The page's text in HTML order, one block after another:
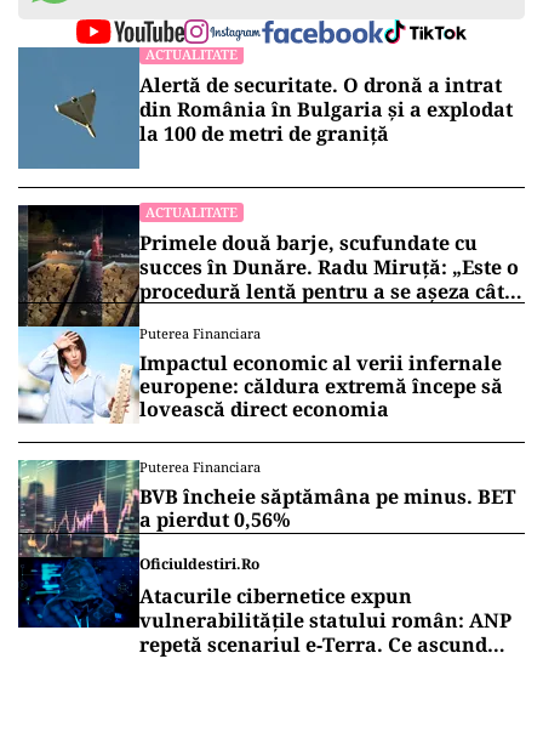
ACTUALITATE
Alertă de securitate. O dronă a intrat
din România în Bulgaria şi a explodat
la 100 de metri de graniţă
ACTUALITATE
Primele două barje, scufundate cu
succes în Dunăre. Radu Miruță: „Este o
procedură lentă pentru a se așeza cât
Puterea Financiara
Impactul economic al verii infernale
europene: căldura extremă începe să
lovească direct economia
Puterea Financiara
BVB încheie săptămâna pe minus. BET
a pierdut 0,56%
Oficiuldestiri.ro
Atacurile cibernetice expun
vulnerabilitățile statului român: ANP
repetă scenariul e‑Terra. Ce ascund